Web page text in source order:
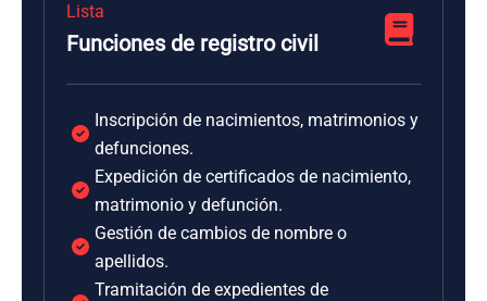
Lista
Funciones de registro civil
Inscripción de nacimientos, matrimonios y
defunciones.
Expedición de certificados de nacimiento,
matrimonio y defunción.
Gestión de cambios de nombre o
apellidos.
Tramitación de expedientes de